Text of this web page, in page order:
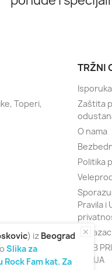
Toperi,
TRŽNI
Zaštita
O nama
Politika
Pravila i
KLUB
SRBIJA
) iz Beograd
Slika za
Fam kat. Za